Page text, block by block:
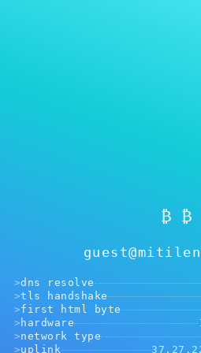
₿ ₿
>dns resolve
>tls handshake
>first html byte
> hardware
>network type
>uplink